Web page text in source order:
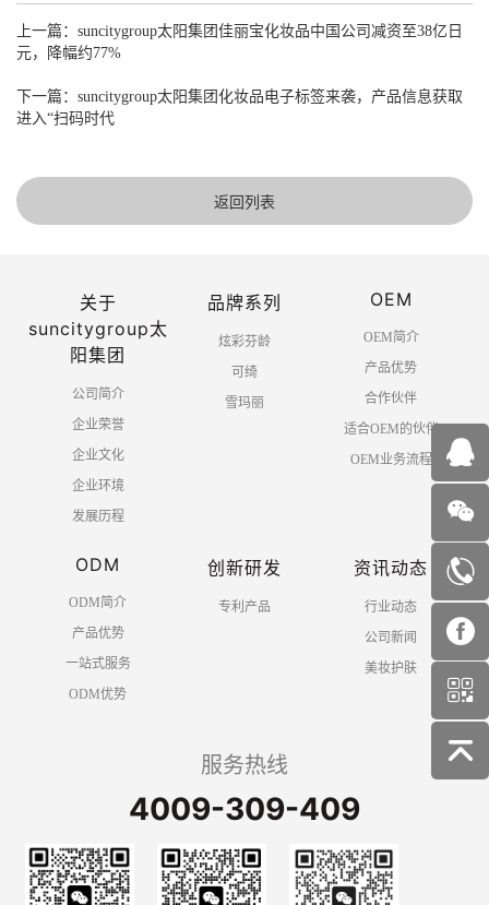
上一篇：suncitygroup太阳集团佳丽宝化妆品中国公司减资至38亿日
元，降幅约77%
下一篇：suncitygroup太阳集团化妆品电子标签来袭，产品信息获取
进入“扫码时代
返回列表
关于
suncitygroup太
阳集团
公司简介
企业荣誉
企业文化
企业环境
发展历程
品牌系列
炫彩芬龄
可绮
雪玛丽
OEM
OEM简介
产品优势
合作伙伴
适合OEM的伙伴
OEM业务流程
ODM
ODM简介
产品优势
一站式服务
ODM优势
创新研发
专利产品
资讯动态
行业动态
公司新闻
美妆护肤
服务热线
4009-309-409